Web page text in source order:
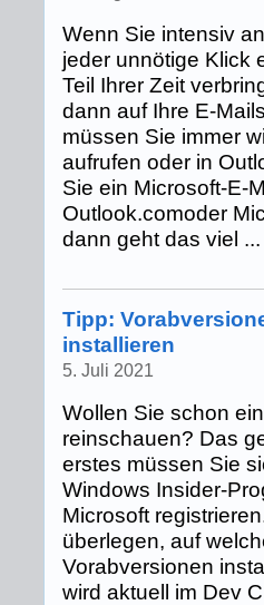
Wenn Sie intensiv
jeder unnötige Klick
Teil Ihrer Zeit
dann auf Ihre E-
müssen Sie immer
aufrufen oder in
Sie ein Microsoft-E-
Outlook.comoder
dann geht das viel ...
Tipp:
installieren
5. Juli 2021
Wollen Sie schon
reinschauen? Das
erstes müssen Sie
Windows Insider-
Microsoft
überlegen, auf
Vorabversionen
wird aktuell im Dev